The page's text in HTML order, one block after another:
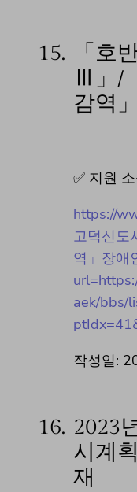
15.
「호
Ⅲ」/
감역
✅ 지원
https://
고덕신도
역」장애
aek/bbs/
작성일:
16. 2023
시계
재